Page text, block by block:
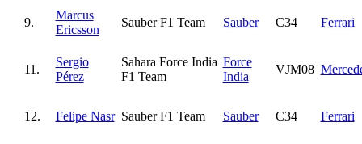
9.
Marcus
Ericsson
Sauber F1 Team Sauber C34 Ferrari
11.
Sergio
Pérez
Sahara Force India
F1 Team
Force
India
VJM08
12. Felipe Nasr Sauber F1 Team Sauber C34 Ferrari